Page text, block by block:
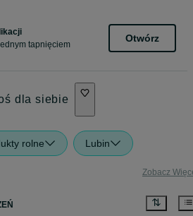
tapnięciem
Otwórz
dla siebie
rolne Lubin
Zobacz